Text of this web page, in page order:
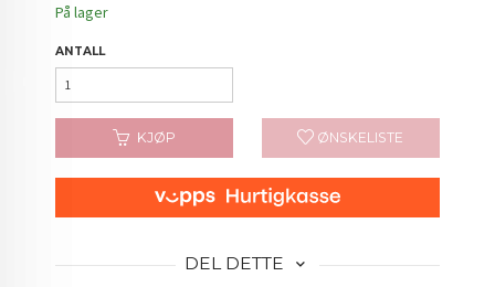
På lager
ANTALL
KJØP ØNSKELISTE
DEL DETTE